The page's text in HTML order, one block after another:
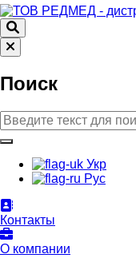
Поиск
Укр
Рус
Контакты
О компании